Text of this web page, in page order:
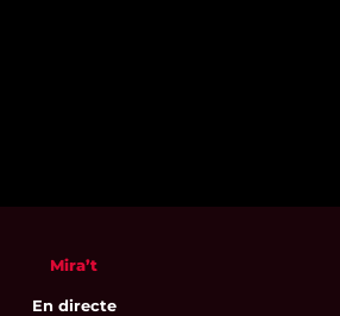
Mira’t
En directe